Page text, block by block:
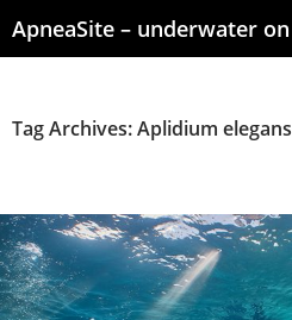
to
Tag Archives: Aplidium elegans